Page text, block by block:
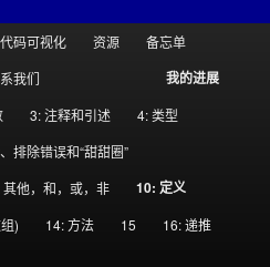
代码可视化 资源
备忘单
我们 我的进展
3: 注释和引述
4: 类型
排除错误和“甜甜圈”
其他，和，或，非 10: 定义
) 14: 方法 15
16: 递推